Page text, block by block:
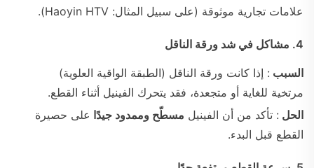
علامات تجارية موثوقة (على سبيل المثال: Haoyin HTV).
4. مشاكل في شد ورقة الناقل
السبب : إذا كانت ورقة الناقل (الطبقة الواقية العلوية)
مرتخية للغاية أو متجعدة، فقد يتحرك الفينيل أثناء القطع.
الحل : تأكد من أن الفينيل مسطّح وممدود جيدًا على حصيرة
القطع قبل البدء.